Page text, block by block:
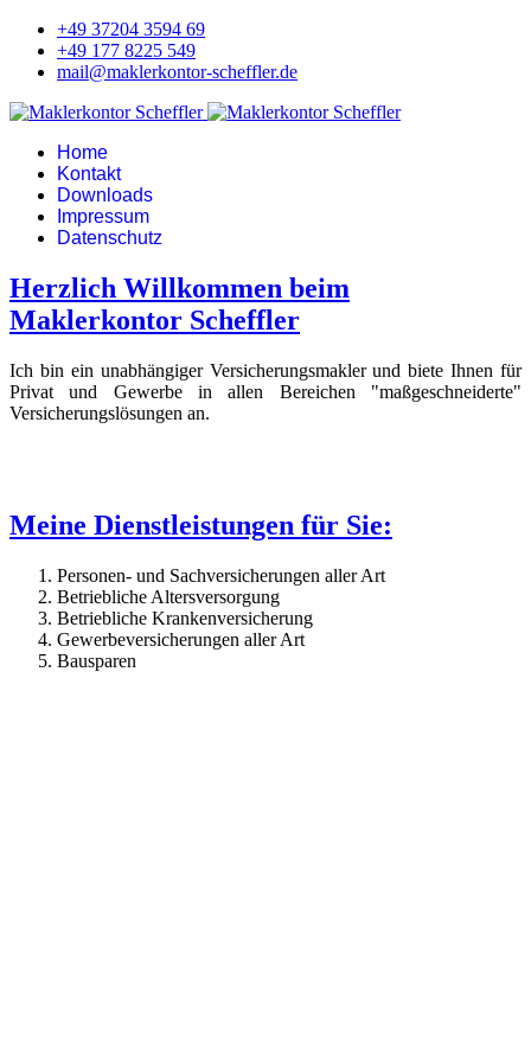
+49 37204 3594 69
+49 177 8225 549
mail@maklerkontor-scheffler.de
Home
Kontakt
Downloads
Impressum
Datenschutz
Herzlich Willkommen beim
Maklerkontor Scheffler
Ich bin ein unabhängiger Versicherungsmakler und biete Ihnen für
Privat und Gewerbe in allen Bereichen "maßgeschneiderte"
Versicherungslösungen an.
Meine Dienstleistungen für Sie:
Personen- und Sachversicherungen aller Art
Betriebliche Altersversorgung
Betriebliche Krankenversicherung
Gewerbeversicherungen aller Art
Bausparen